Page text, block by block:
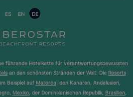
ES EN DE
führende Hotelkette für verantwortungsbewussten
an den schönsten Stränden der Welt. Die Resorts
Beispiel auf Mallorca, den Kanaren, Andalusien,
Mexiko, der Dominikanischen Republik, Brasilien,